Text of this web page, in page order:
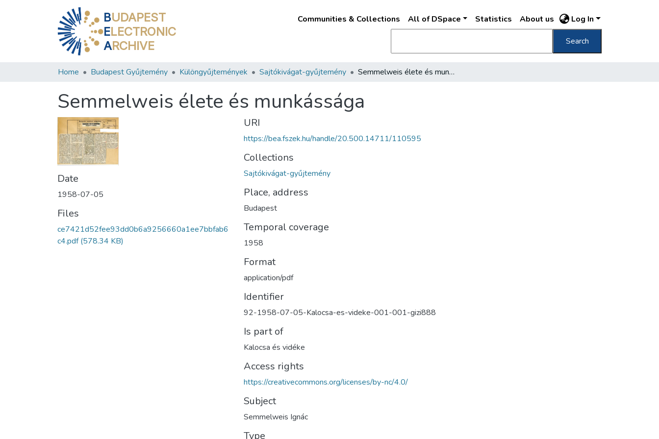
BUDAPEST
ELECTRONIC
ARCHIVE
Communities & Collections All of DSpace Statistics About us Log In
Search
Home Budapest Gyűjtemény Különgyűjtemények Sajtókivágat-gyűjtemény Semmelweis élete és munkássága
Semmelweis élete és munkássága
Date
1958-07-05
Files
ce7421d52fee93dd0b6a9256660a1ee7bbfab6
c4.pdf(578.34 KB)
URI
https://bea.fszek.hu/handle/20.500.14711/110595
Collections
Sajtókivágat-gyűjtemény
Place, address
Budapest
Temporal coverage
1958
Format
application/pdf
Identifier
92-1958-07-05-Kalocsa-es-videke-001-001-gizi888
Is part of
Kalocsa és vidéke
Access rights
https://creativecommons.org/licenses/by-nc/4.0/
Subject
Semmelweis Ignác
Type